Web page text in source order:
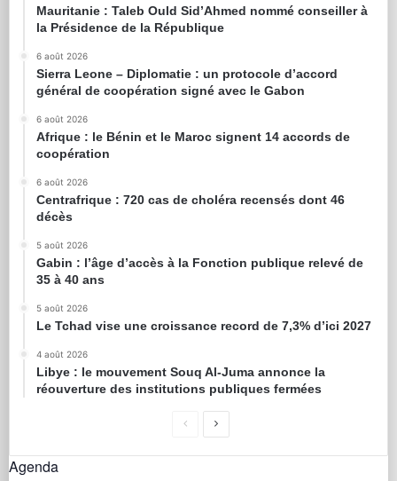
Mauritanie : Taleb Ould Sid’Ahmed nommé conseiller à
la Présidence de la République
6 août 2026
Sierra Leone – Diplomatie : un protocole d’accord
général de coopération signé avec le Gabon
6 août 2026
Afrique : le Bénin et le Maroc signent 14 accords de
coopération
6 août 2026
Centrafrique : 720 cas de choléra recensés dont 46
décès
5 août 2026
Gabin : l’âge d’accès à la Fonction publique relevé de
35 à 40 ans
5 août 2026
Le Tchad vise une croissance record de 7,3% d’ici 2027
4 août 2026
Libye : le mouvement Souq Al-Juma annonce la
réouverture des institutions publiques fermées
Agenda